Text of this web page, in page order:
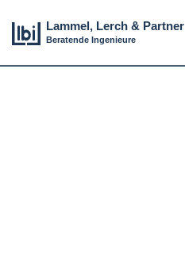
Lammel, Lerch & Partner
Beratende Ingenieure